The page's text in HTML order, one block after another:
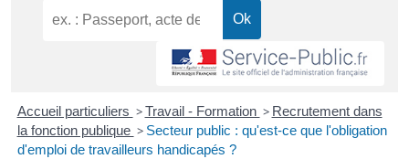
Accueil particuliers > Travail - Formation > Recrutement dans
la fonction publique > Secteur public : qu'est-ce que l'obligation
d'emploi de travailleurs handicapés ?